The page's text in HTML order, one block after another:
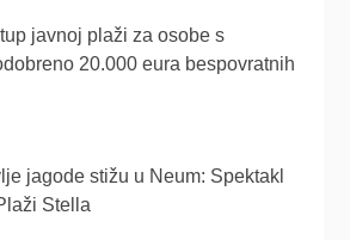
javnoj plaži za osobe s
20.000 eura bespovratnih
jagode stižu u Neum: Spektakl
Stella